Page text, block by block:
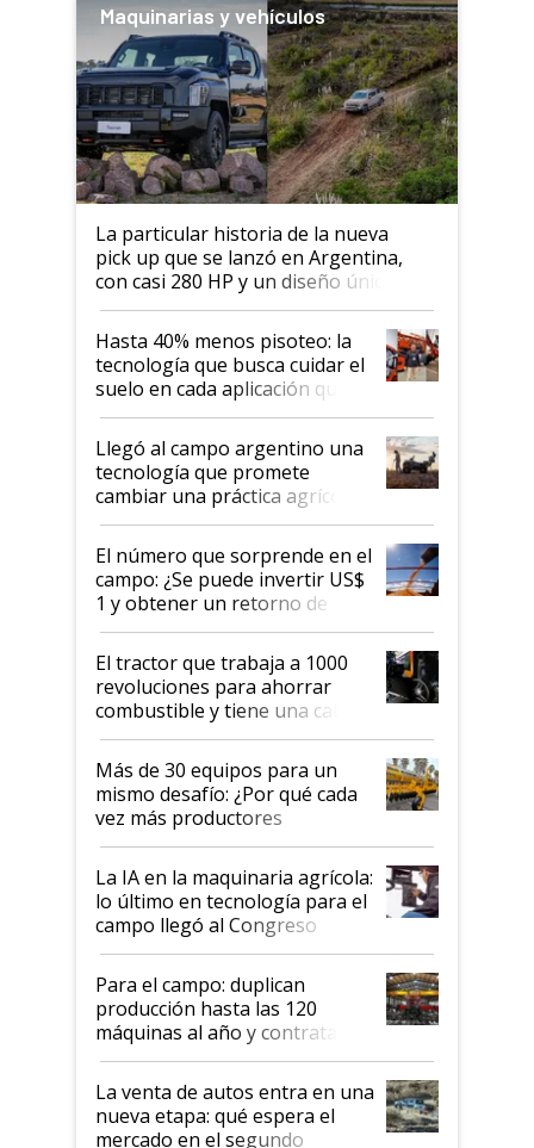
Maquinarias y vehículos
La particular historia de la nueva
pick up que se lanzó en Argentina,
con casi 280 HP y un diseño único: a
cuánto se vende
Hasta 40% menos pisoteo: la
tecnología que busca cuidar el
suelo en cada aplicación que
llevó Jacto al Congreso
Aapresid 2026
Llegó al campo argentino una
tecnología que promete
cambiar una práctica agrícola
clave: ¿Y si analizar el suelo
fuera tan simple como apretar
un botón?
El número que sorprende en el
campo: ¿Se puede invertir US$
1 y obtener un retorno de
hasta US$ 10 en agricultura?
El tractor que trabaja a 1000
revoluciones para ahorrar
combustible y tiene una cabina
que parece una computadora:
lo último en el mundo,
disponible en Argentina
Más de 30 equipos para un
mismo desafío: ¿Por qué cada
vez más productores
incorporan fertilizante bajo
tierra?
La IA en la maquinaria agrícola:
lo último en tecnología para el
campo llegó al Congreso
Aapresid 2026
Para el campo: duplican
producción hasta las 120
máquinas al año y contratan
especialistas de la industria
automotriz para lograrlo
La venta de autos entra en una
nueva etapa: qué espera el
mercado en el segundo